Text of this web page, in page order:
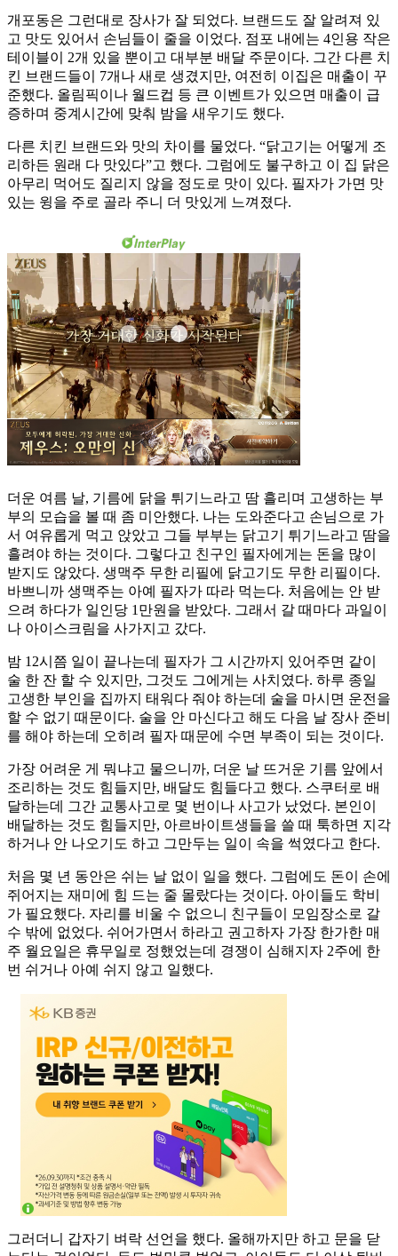
개포동은 그런대로 장사가 잘 되었다. 브랜드도 잘 알려져 있
고 맛도 있어서 손님들이 줄을 이었다. 점포 내에는 4인용 작은
테이블이 2개 있을 뿐이고 대부분 배달 주문이다. 그간 다른 치
킨 브랜드들이 7개나 새로 생겼지만, 여전히 이집은 매출이 꾸
준했다. 올림픽이나 월드컵 등 큰 이벤트가 있으면 매출이 급
증하며 중계시간에 맞춰 밤을 새우기도 했다.
다른 치킨 브랜드와 맛의 차이를 물었다. “닭고기는 어떻게 조
리하든 원래 다 맛있다”고 했다. 그럼에도 불구하고 이 집 닭은
아무리 먹어도 질리지 않을 정도로 맛이 있다. 필자가 가면 맛
있는 윙을 주로 골라 주니 더 맛있게 느껴졌다.
더운 여름 날, 기름에 닭을 튀기느라고 땀 흘리며 고생하는 부
부의 모습을 볼 때 좀 미안했다. 나는 도와준다고 손님으로 가
서 여유롭게 먹고 앉았고 그들 부부는 닭고기 튀기느라고 땀을
흘려야 하는 것이다. 그렇다고 친구인 필자에게는 돈을 많이
받지도 않았다. 생맥주 무한 리필에 닭고기도 무한 리필이다.
바쁘니까 생맥주는 아예 필자가 따라 먹는다. 처음에는 안 받
으려 하다가 일인당 1만원을 받았다. 그래서 갈 때마다 과일이
나 아이스크림을 사가지고 갔다.
밤 12시쯤 일이 끝나는데 필자가 그 시간까지 있어주면 같이
술 한 잔 할 수 있지만, 그것도 그에게는 사치였다. 하루 종일
고생한 부인을 집까지 태워다 줘야 하는데 술을 마시면 운전을
할 수 없기 때문이다. 술을 안 마신다고 해도 다음 날 장사 준비
를 해야 하는데 오히려 필자 때문에 수면 부족이 되는 것이다.
가장 어려운 게 뭐냐고 물으니까, 더운 날 뜨거운 기름 앞에서
조리하는 것도 힘들지만, 배달도 힘들다고 했다. 스쿠터로 배
달하는데 그간 교통사고로 몇 번이나 사고가 났었다. 본인이
배달하는 것도 힘들지만, 아르바이트생들을 쓸 때 툭하면 지각
하거나 안 나오기도 하고 그만두는 일이 속을 썩였다고 한다.
처음 몇 년 동안은 쉬는 날 없이 일을 했다. 그럼에도 돈이 손에
쥐어지는 재미에 힘 드는 줄 몰랐다는 것이다. 아이들도 학비
가 필요했다. 자리를 비울 수 없으니 친구들이 모임장소로 갈
수 밖에 없었다. 쉬어가면서 하라고 권고하자 가장 한가한 매
주 월요일은 휴무일로 정했었는데 경쟁이 심해지자 2주에 한
번 쉬거나 아예 쉬지 않고 일했다.
그러더니 갑자기 벼락 선언을 했다. 올해까지만 하고 문을 닫